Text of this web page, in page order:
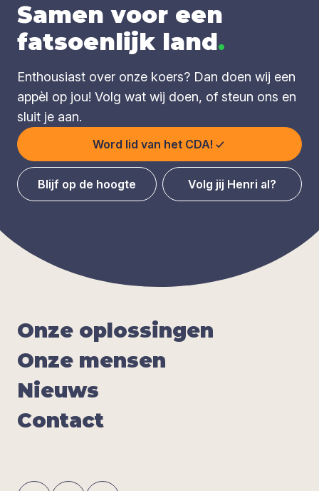
Samen voor een
fatsoenlijk land.
Enthousiast over onze koers? Dan doen wij een
appèl op jou! Volg wat wij doen, of steun ons en
sluit je aan.
Word lid van het CDA!
Blijf op de hoogte Volg jij Henri al?
Onze oplos­sin­gen
Onze men­sen
Nieuws
Con­tact